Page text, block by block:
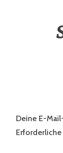
Deine E-